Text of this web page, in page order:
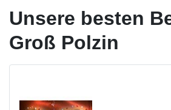
Unsere besten
Groß Polzin